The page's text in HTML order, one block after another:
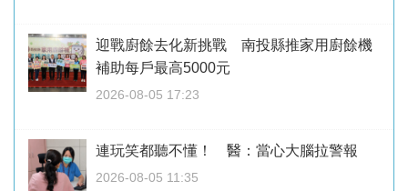
迎戰廚餘去化新挑戰 南投縣推家用廚餘機
補助每戶最高5000元
2026-08-05 17:23
連玩笑都聽不懂！ 醫：當心大腦拉警報
2026-08-05 11:35